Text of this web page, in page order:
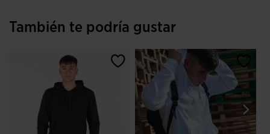
También te podría gustar